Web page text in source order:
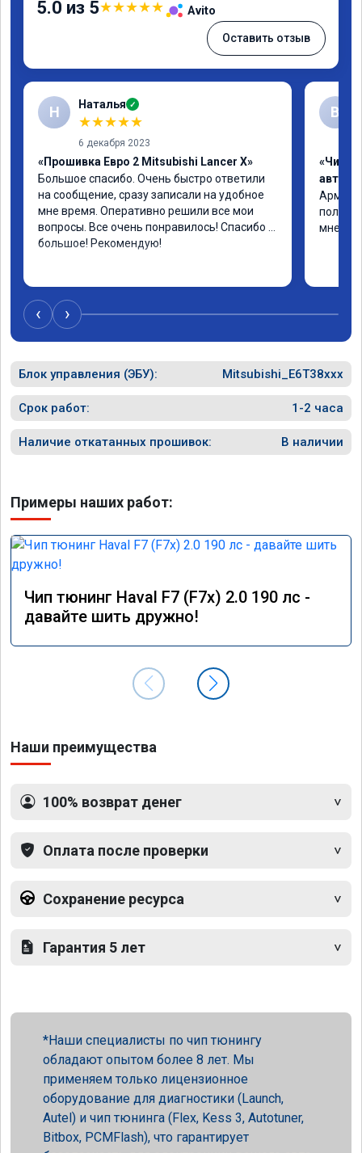
5.0 из 5★★★★★ Avito
Оставить отзыв
Н Наталья ✓
★★★★★
6 декабря 2023
«Прошивка Евро 2 Mitsubishi Lancer X»
Большое спасибо. Очень быстро ответили
на сообщение, сразу записали на удобное
мне время. Оперативно решили все мои
вопросы. Все очень понравилось! Спасибо
большое! Рекомендую!
В
«Чип
Арман
полет
мне
‹ ›
Блок управления (ЭБУ): Mitsubishi_E6T38xxx
Срок работ: 1-2 часа
Наличие откатанных прошивок: В наличии
Примеры наших работ:
Чип тюнинг Haval F7 (F7x) 2.0 190 лс -
давайте шить дружно!
Наши преимущества
100% возврат денег
Оплата после проверки
Сохранение ресурса
Гарантия 5 лет
Наши специалисты по чип тюнингу
обладают опытом более 8 лет. Мы
применяем только лицензионное
оборудование для диагностики (Launch,
Autel) и чип тюнинга (Flex, Kess 3, Autotuner,
Bitbox, PCMFlash), что гарантирует